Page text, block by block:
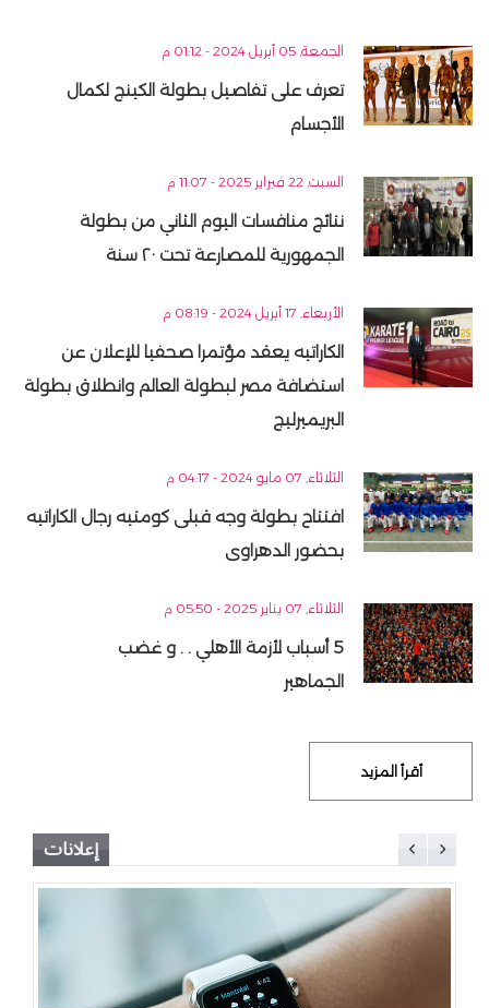
الجمعة, 05 أبريل 2024 - 01:12 م
تعرف على تفاصيل بطولة الكينج لكمال
الأجسام
السبت, 22 فبراير 2025 - 11:07 م
نتائج منافسات اليوم الثاني من بطولة
الجمهورية للمصارعة تحت ٢٠ سنة
الأربعاء, 17 أبريل 2024 - 08:19 م
الكاراتيه يعقد مؤتمرا صحفيا للإعلان عن
استضافة مصر لبطولة العالم وانطلاق بطولة
البريميرليج
الثلاثاء, 07 مايو 2024 - 04:17 م
افتتاح بطولة وجه قبلى كومتيه رجال الكاراتيه
بحضور الدهراوى
الثلاثاء, 07 يناير 2025 - 05:50 م
5 أسباب لأزمة الأهلي . . و غضب
الجماهير
أقرأ المزيد
إعلانات